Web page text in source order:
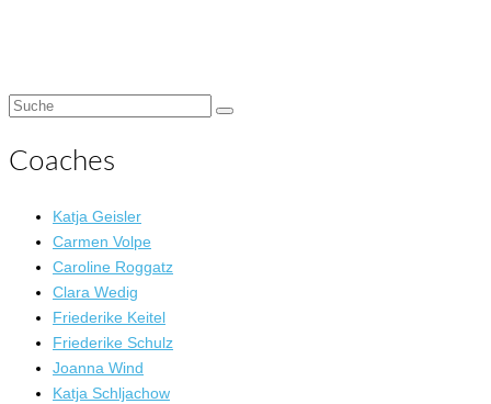
Suche
Coaches
Katja Geisler
Carmen Volpe
Caroline Roggatz
Clara Wedig
Friederike Keitel
Friederike Schulz
Joanna Wind
Katja Schljachow